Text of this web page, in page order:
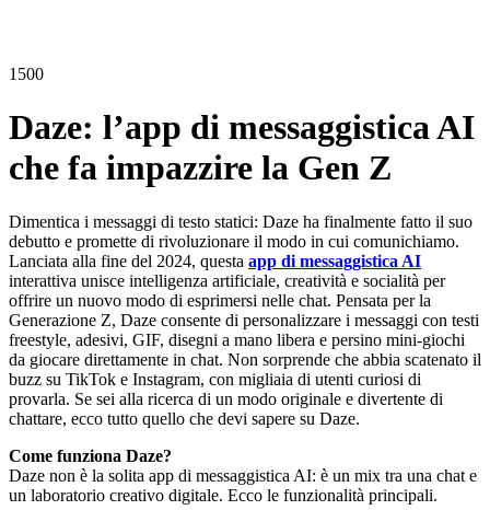
1500
Daze: l’app di messaggistica AI
che fa impazzire la Gen Z
Dimentica i messaggi di testo statici: Daze ha finalmente fatto il suo
debutto e promette di rivoluzionare il modo in cui comunichiamo.
Lanciata alla fine del 2024, questa app di messaggistica AI
interattiva unisce intelligenza artificiale, creatività e socialità per
offrire un nuovo modo di esprimersi nelle chat. Pensata per la
Generazione Z, Daze consente di personalizzare i messaggi con testi
freestyle, adesivi, GIF, disegni a mano libera e persino mini-giochi
da giocare direttamente in chat. Non sorprende che abbia scatenato il
buzz su TikTok e Instagram, con migliaia di utenti curiosi di
provarla. Se sei alla ricerca di un modo originale e divertente di
chattare, ecco tutto quello che devi sapere su Daze.
Come funziona Daze?
Daze non è la solita app di messaggistica AI: è un mix tra una chat e
un laboratorio creativo digitale. Ecco le funzionalità principali.